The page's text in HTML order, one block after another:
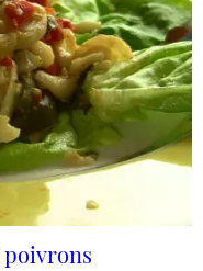
poivrons